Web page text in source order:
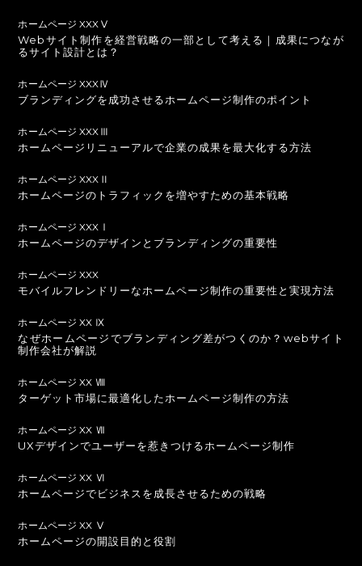
ホームページ XXXⅤ
Webサイト制作を経営戦略の一部として考える｜成果につなが
るサイト設計とは？
ホームページ XXXⅣ
ブランディングを成功させるホームページ制作のポイント
ホームページ XXXⅢ
ホームページリニューアルで企業の成果を最大化する方法
ホームページ XXXⅡ
ホームページのトラフィックを増やすための基本戦略
ホームページ XXXⅠ
ホームページのデザインとブランディングの重要性
ホームページ XXX
モバイルフレンドリーなホームページ制作の重要性と実現方法
ホームページ XX Ⅸ
なぜホームページでブランディング差がつくのか？webサイト
制作会社が解説
ホームページ XX Ⅷ
ターゲット市場に最適化したホームページ制作の方法
ホームページ XX Ⅶ
UXデザインでユーザーを惹きつけるホームページ制作
ホームページ XX Ⅵ
ホームページでビジネスを成長させるための戦略
ホームページ XX Ⅴ
ホームページの開設目的と役割